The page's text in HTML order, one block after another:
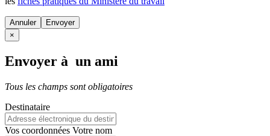
Annuler
×
Envoyer à un ami
Tous les champs sont obligatoires
Destinataire
Vos coordonnées Votre nom